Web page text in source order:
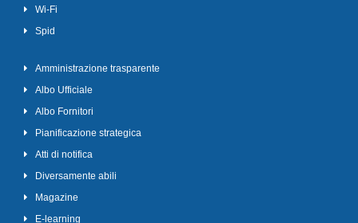
Wi-Fi
Spid
Amministrazione trasparente
Albo Ufficiale
Albo Fornitori
Pianificazione strategica
Atti di notifica
Diversamente abili
Magazine
E-learning